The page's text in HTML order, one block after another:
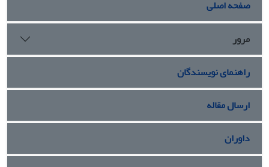
صفحه اصلی
مرور
راهنمای نویسندگان
ارسال مقاله
داوران